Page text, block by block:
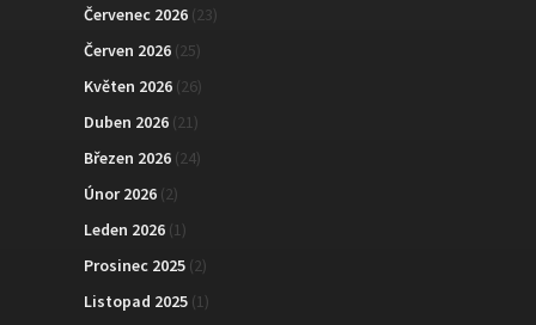
Červenec 2026 (23)
Červen 2026 (25)
Květen 2026 (26)
Duben 2026 (21)
Březen 2026 (24)
Únor 2026 (2)
Leden 2026 (1)
Prosinec 2025 (2)
Listopad 2025 (1)